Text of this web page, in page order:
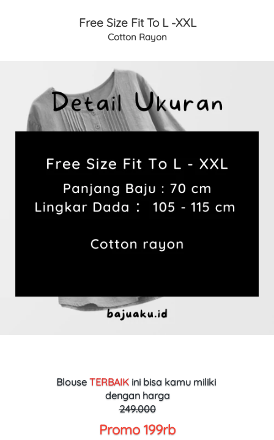
Free Size Fit To L -XXL
Cotton Rayon
Blouse TERBAIK ini bisa kamu miliki
dengan harga
249.000
Promo 199rb